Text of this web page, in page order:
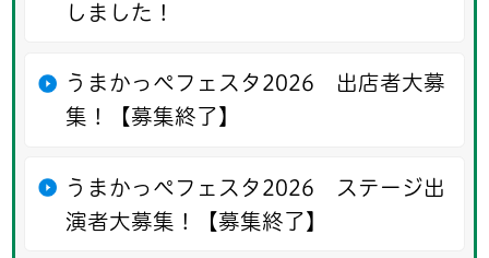
しました！
うまかっぺフェスタ2026 出店者大募
集！【募集終了】
うまかっぺフェスタ2026 ステージ出
演者大募集！【募集終了】